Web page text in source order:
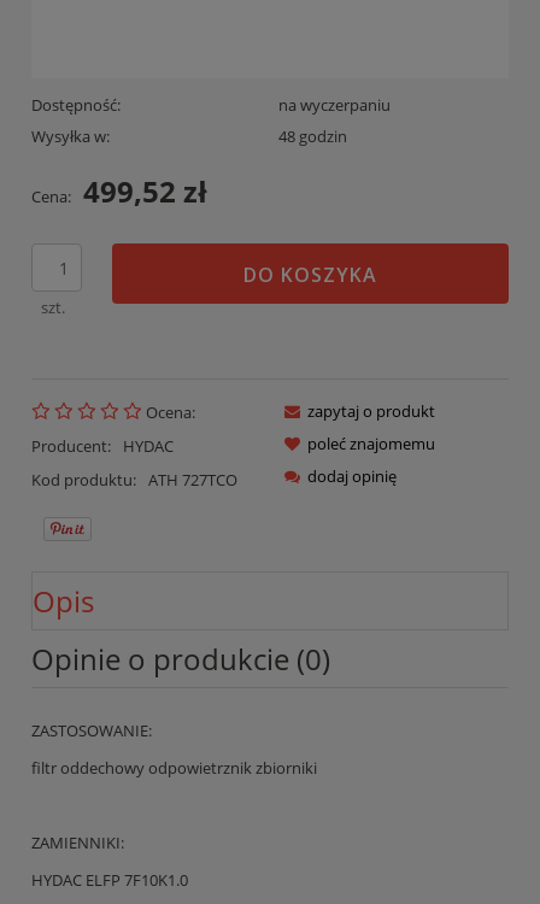
Dostępność:
na wyczerpaniu
Wysyłka w:
48 godzin
Cena: 499,52 zł
szt.
DO KOSZYKA
Ocena:
Producent:
HYDAC
Kod produktu: ATH 727TCO
zapytaj o produkt
poleć znajomemu
dodaj opinię
Opis
Opinie o produkcie (0)
ZASTOSOWANIE:
filtr oddechowy odpowietrznik zbiorniki
ZAMIENNIKI:
HYDAC ELFP 7F10K1.0